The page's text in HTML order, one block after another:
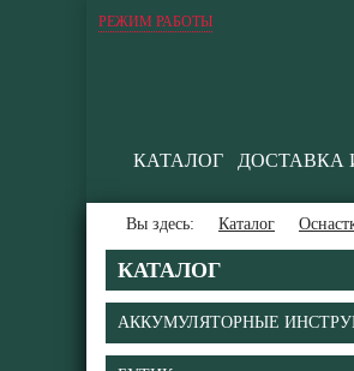
РЕЖИМ РАБОТЫ
КАТАЛОГ ДОСТАВКА
Вы здесь: Каталог
КАТАЛОГ
АККУМУЛЯТОРНЫЕ